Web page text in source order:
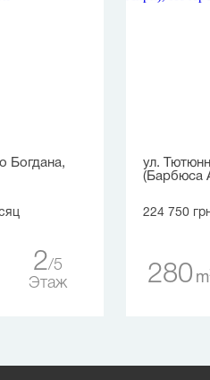
Богдана,
2 5
Этаж
ул.
(Барбюса
224 750
280 m